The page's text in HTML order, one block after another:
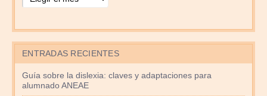
ENTRADAS RECIENTES
Guía sobre la dislexia: claves y adaptaciones para
alumnado ANEAE